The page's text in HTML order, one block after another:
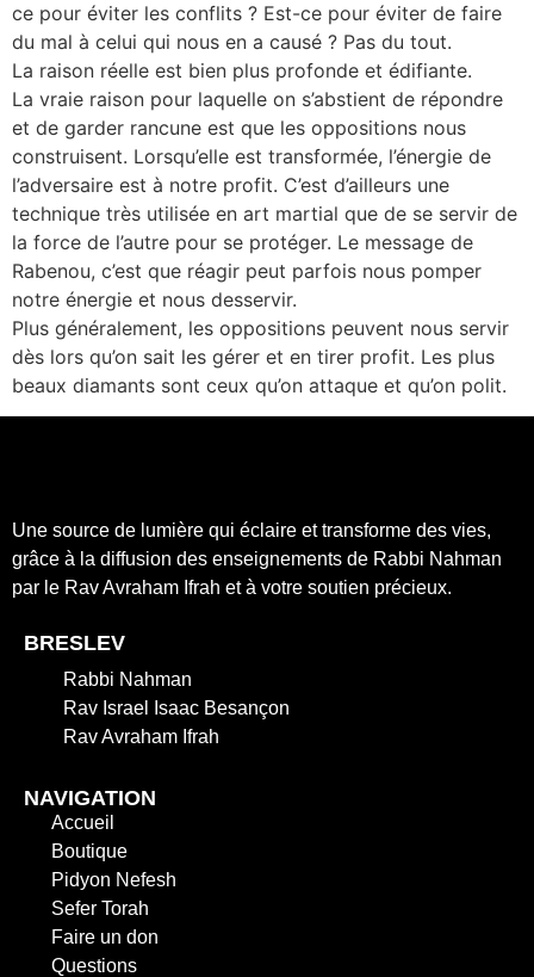
ce pour éviter les conflits ? Est-ce pour éviter de faire
du mal à celui qui nous en a causé ? Pas du tout.
La raison réelle est bien plus profonde et édifiante.
La vraie raison pour laquelle on s’abstient de répondre
et de garder rancune est que les oppositions nous
construisent. Lorsqu’elle est transformée, l’énergie de
l’adversaire est à notre profit. C’est d’ailleurs une
technique très utilisée en art martial que de se servir de
la force de l’autre pour se protéger. Le message de
Rabenou, c’est que réagir peut parfois nous pomper
notre énergie et nous desservir.
Plus généralement, les oppositions peuvent nous servir
dès lors qu’on sait les gérer et en tirer profit. Les plus
beaux diamants sont ceux qu’on attaque et qu’on polit.
Une source de lumière qui éclaire et transforme des vies,
grâce à la diffusion des enseignements de Rabbi Nahman
par le Rav Avraham Ifrah et à votre soutien précieux.
BRESLEV
Rabbi Nahman
Rav Israel Isaac Besançon
Rav Avraham Ifrah
NAVIGATION
Accueil
Boutique
Pidyon Nefesh
Sefer Torah
Faire un don
Questions